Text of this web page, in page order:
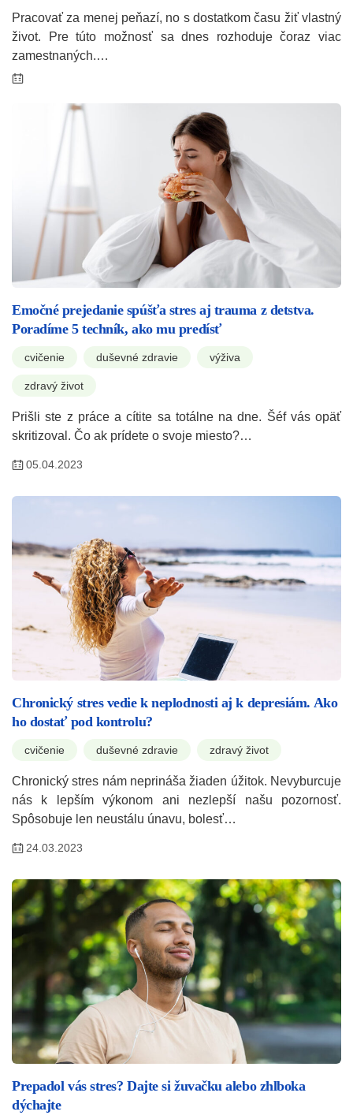
Pracovať za menej peňazí, no s dostatkom času žiť vlastný
život. Pre túto možnosť sa dnes rozhoduje čoraz viac
zamestnaných.…
Emočné prejedanie spúšťa stres aj trauma z detstva.
Poradíme 5 techník, ako mu predísť
cvičenie duševné zdravie výživa
zdravý život
Prišli ste z práce a cítite sa totálne na dne. Šéf vás opäť
skritizoval. Čo ak prídete o svoje miesto?…
05.04.2023
Chronický stres vedie k neplodnosti aj k depresiám. Ako
ho dostať pod kontrolu?
cvičenie duševné zdravie zdravý život
Chronický stres nám neprináša žiaden úžitok. Nevyburcuje
nás k lepším výkonom ani nezlepší našu pozornosť.
Spôsobuje len neustálu únavu, bolesť…
24.03.2023
Prepadol vás stres? Dajte si žuvačku alebo zhlboka
dýchajte